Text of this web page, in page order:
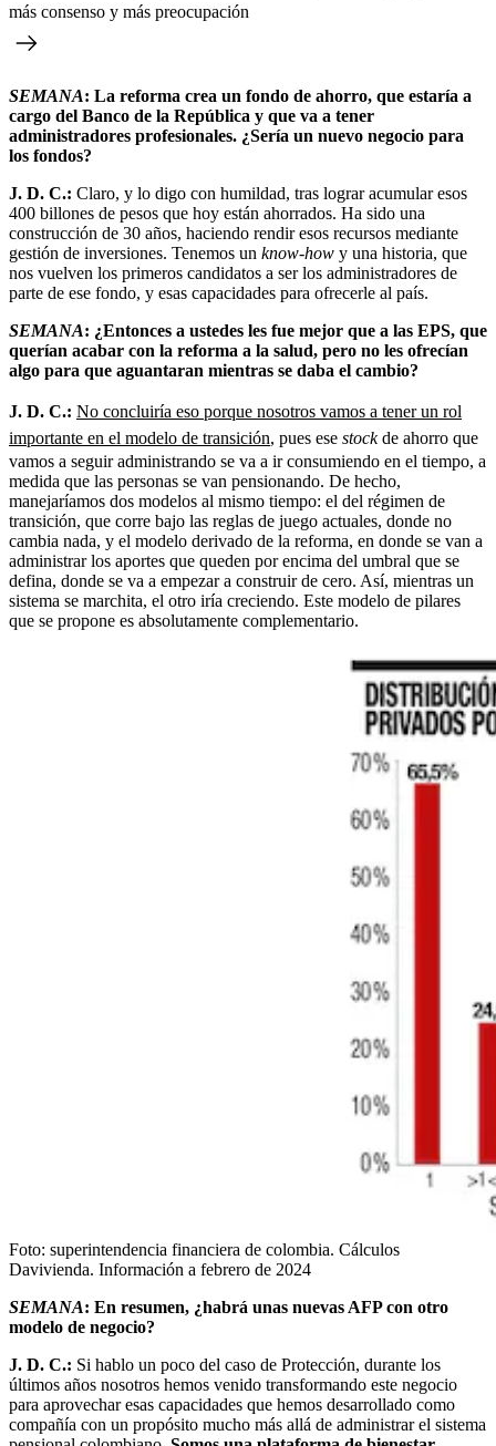
más consenso y más preocupación
SEMANA: La reforma crea un fondo de ahorro, que estaría a
cargo del Banco de la República y que va a tener
administradores profesionales. ¿Sería un nuevo negocio para
los fondos?
J. D. C.: Claro, y lo digo con humildad, tras lograr acumular esos
400 billones de pesos que hoy están ahorrados. Ha sido una
construcción de 30 años, haciendo rendir esos recursos mediante
gestión de inversiones. Tenemos un know-how y una historia, que
nos vuelven los primeros candidatos a ser los administradores de
parte de ese fondo, y esas capacidades para ofrecerle al país.
SEMANA: ¿Entonces a ustedes les fue mejor que a las EPS, que
querían acabar con la reforma a la salud, pero no les ofrecían
algo para que aguantaran mientras se daba el cambio?
J. D. C.: No concluiría eso porque nosotros vamos a tener un rol
importante en el modelo de transición, pues ese stockde ahorro que
vamos a seguir administrando se va a ir consumiendo en el tiempo, a
medida que las personas se van pensionando. De hecho,
manejaríamos dos modelos al mismo tiempo: el del régimen de
transición, que corre bajo las reglas de juego actuales, donde no
cambia nada, y el modelo derivado de la reforma, en donde se van a
administrar los aportes que queden por encima del umbral que se
defina, donde se va a empezar a construir de cero. Así, mientras un
sistema se marchita, el otro iría creciendo. Este modelo de pilares
que se propone es absolutamente complementario.
Foto: superintendencia financiera de colombia. Cálculos
Davivienda. Información a febrero de 2024
SEMANA: En resumen, ¿habrá unas nuevas AFP con otro
modelo de negocio?
J. D. C.: Si hablo un poco del caso de Protección, durante los
últimos años nosotros hemos venido transformando este negocio
para aprovechar esas capacidades que hemos desarrollado como
compañía con un propósito mucho más allá de administrar el sistema